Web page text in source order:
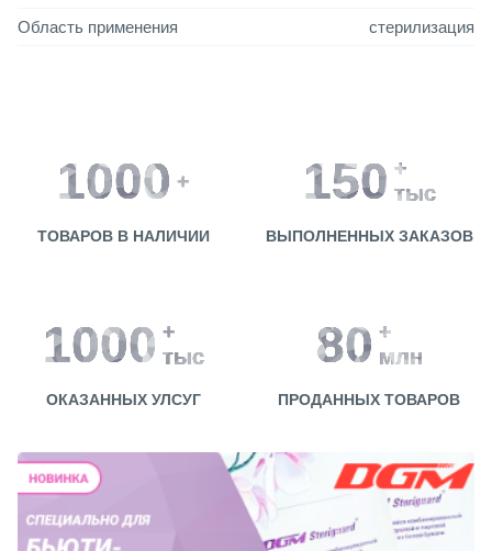
Область применения
стерилизация
1000 +
ТОВАРОВ В НАЛИЧИИ
150 +
тыс
ВЫПОЛНЕННЫХ ЗАКАЗОВ
1000 +
тыс
ОКАЗАННЫХ УЛСУГ
80 +
млн
ПРОДАННЫХ ТОВАРОВ